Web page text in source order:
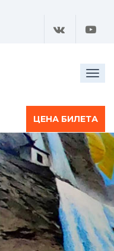
ЦЕНА БИЛЕТА